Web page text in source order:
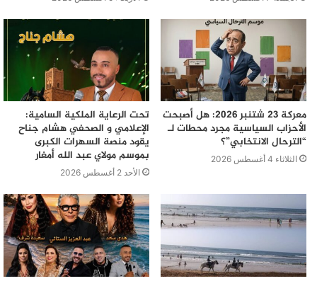
معركة 23 شتنبر 2026: هل أصبحت
الأحزاب السياسية مجرد محطات لـ
“الترحال الانتخابي”؟
الثلاثاء 4 أغسطس 2026
تحت الرعاية الملكية السامية:
الإعلامي و الصحفي هشام جناح
يقود منصة السهرات الكبرى
بموسم مولاي عبد الله أمغار
الأحد 2 أغسطس 2026